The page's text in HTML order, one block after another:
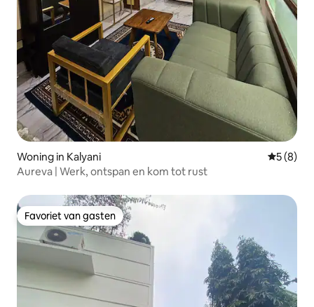
Woning in Kalyani
5 (8)
Aureva | Werk, ontspan en kom tot rust
Favoriet van gasten
Favoriet van gasten